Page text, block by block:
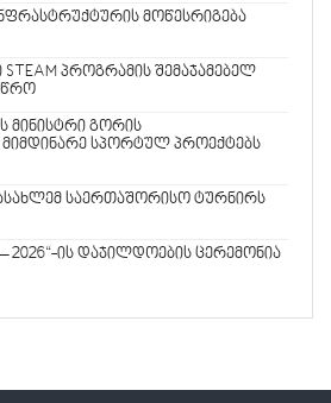
მოწესრიგება
პროგრამის შემაჯამებელ
მინისტრი გორის
მიმდინარე სპორტულ პროექტებს
საერთაშორისო ტურნირს
2026“-ის დაჯილდოების ცერემონია